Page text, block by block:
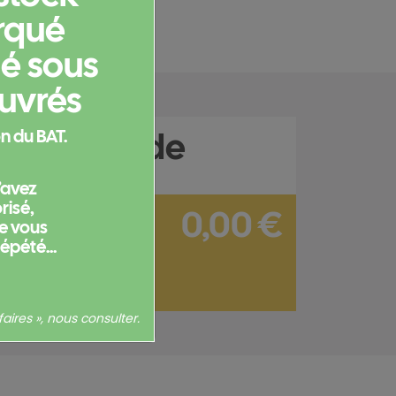
0,00 €
sous
du BAT.
vous
», nous consulter.